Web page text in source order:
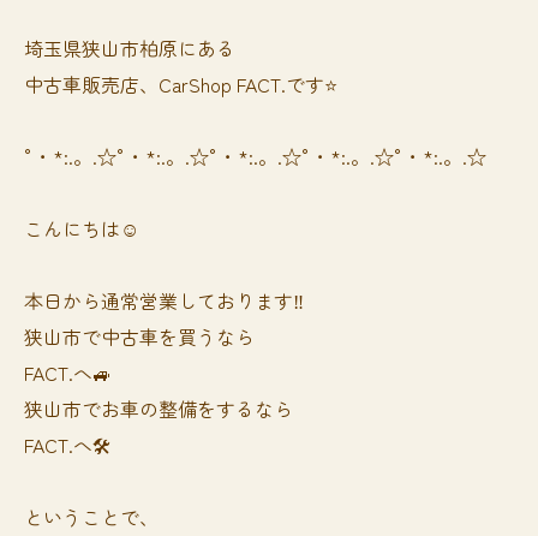
埼玉県狭山市柏原にある
中古車販売店、CarShop FACT.です⭐️
°・*:.。.☆°・*:.。.☆°・*:.。.☆°・*:.。.☆°・*:.。.☆
こんにちは☺️
本日から通常営業しております‼️
狭山市で中古車を買うなら
FACT.へ🚙
狭山市でお車の整備をするなら
FACT.へ🛠️
ということで、